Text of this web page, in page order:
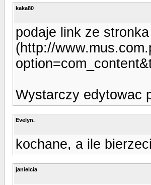
kaka80
podaje link ze
(http://
Wystarczy edytowac
Evelyn.
kochane, a ile
janielcia